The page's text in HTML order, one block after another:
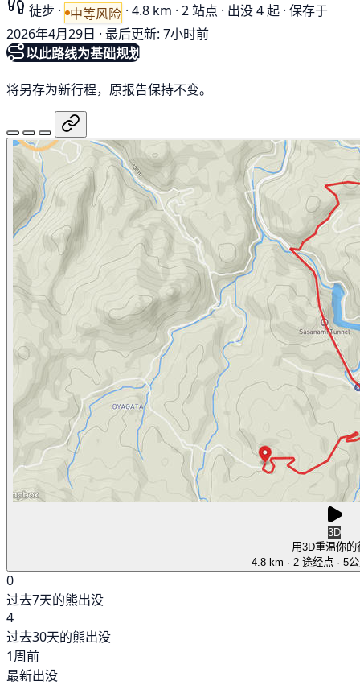
徒步 · 中等风险 · 4.8 km · 2 站点 · 出没 4 起 · 保存于
2026年4月29日 · 最后更新: 7小时前
以此路线为基础规划
将另存为新行程，原报告保持不变。
3D
用3D重温你的
4.8 km · 2 途经点 · 5
0
过去7天的熊出没
4
过去30天的熊出没
1周前
最新出没